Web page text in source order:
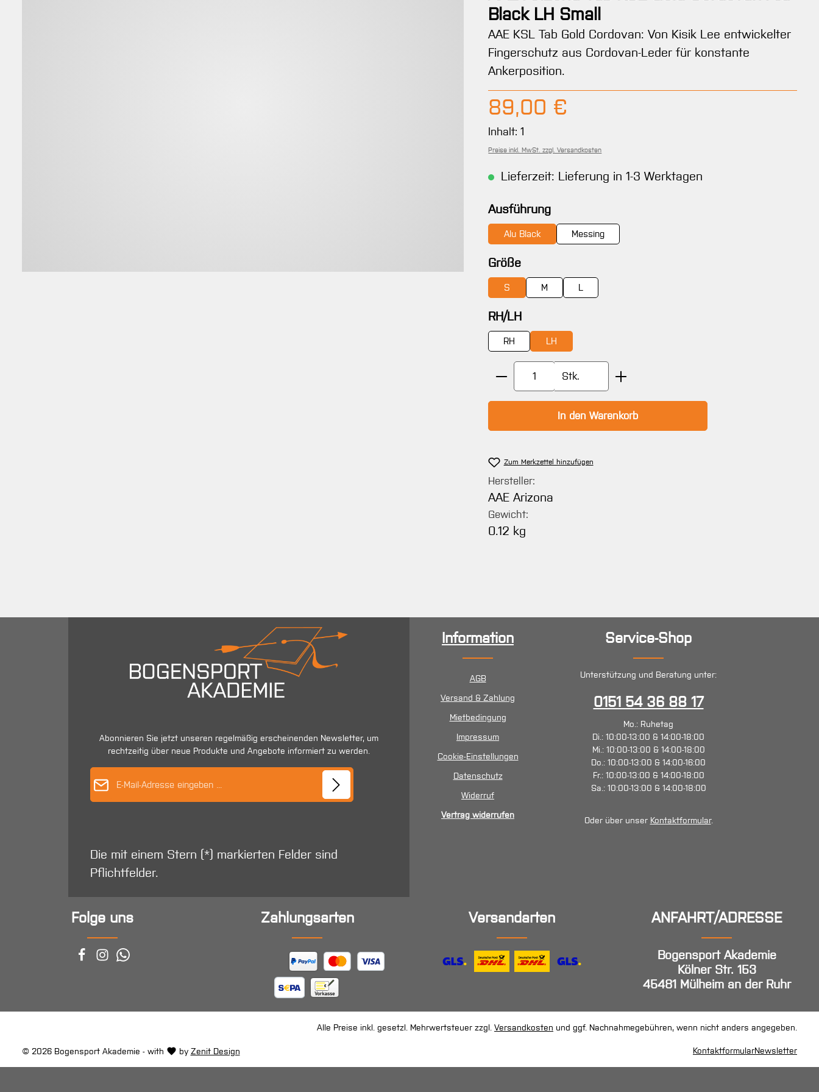
Black LH Small
AAE KSL Tab Gold Cordovan: Von Kisik Lee entwickelter
Fingerschutz aus Cordovan-Leder für konstante
Ankerposition.
Regulärer Preis:
89,00 €
Inhalt:1
Preise inkl. MwSt. zzgl. Versandkosten
Lieferzeit: Lieferung in 1-3 Werktagen
Ausführungauswählen
Alu Black Messing
Größeauswählen
S M L
RH/LHauswählen
RH LH
Produkt Anzahl: Gib den gewünschten Wert ein
Stk.
In den Warenkorb
Zum Merkzettel hinzufügen
Hersteller:
AAE Arizona
Gewicht:
0.12 kg
Abonnieren Sie jetzt unseren regelmäßig erscheinenden Newsletter, um
rechtzeitig über neue Produkte und Angebote informiert zu werden.
Die mit einem Stern (*) markierten Felder sind
Pflichtfelder.
Information
AGB
Versand & Zahlung
Mietbedingung
Impressum
Cookie-Einstellungen
Datenschutz
Widerruf
Vertrag widerrufen
Service-Shop
Unterstützung und Beratung unter:
0151 54 36 88 17
Mo.: Ruhetag
Di.: 10:00-13:00 & 14:00-18:00
Mi.: 10:00-13:00 & 14:00-18:00
Do.: 10:00-13:00 & 14:00-16:00
Fr.: 10:00-13:00 & 14:00-18:00
Sa.: 10:00-13:00 & 14:00-18:00
Oder über unser Kontaktformular.
Folge uns Zahlungsarten Versandarten ANFAHRT/ADRESSE
Bogensport Akademie
Kölner Str. 153
45481 Mülheim an der Ruhr
Alle Preise inkl. gesetzl. Mehrwertsteuer zzgl. Versandkosten und ggf. Nachnahmegebühren, wenn nicht anders angegeben.
© 2026 Bogensport Akademie - with by Zenit Design KontaktformularNewsletter